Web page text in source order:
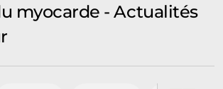
myocarde - Actualités